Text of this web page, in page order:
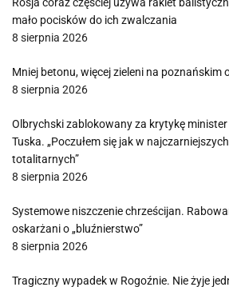
mało pocisków do ich zwalczania
8 sierpnia 2026
Mniej betonu, więcej zieleni na poznańskim
8 sierpnia 2026
Olbrychski zablokowany za krytykę
Tuska. „Poczułem się jak w
totalitarnych”
8 sierpnia 2026
Systemowe niszczenie chrześcijan.
oskarżani o „bluźnierstwo”
8 sierpnia 2026
Tragiczny wypadek w Rogoźnie. Nie żyje